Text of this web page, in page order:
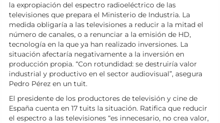
la expropiación del espectro radioeléctrico de las
televisiones que prepara el Ministerio de Industria. La
medida obligaría a las televisiones a reducir a la mitad el
número de canales, o a renunciar a la emisión de HD,
tecnología en la que ya han realizado inversiones. La
situación afectaría negativamente a la inversión en
producción propia. “Con rotundidad: se destruiría valor
industrial y productivo en el sector audiovisual”, asegura
Pedro Pérez en un tuit.
El presidente de los productores de televisión y cine de
España cuenta en 17 tuits la situación. Ratifica que reducir
el espectro a las televisiones “es innecesario, no crea valor,